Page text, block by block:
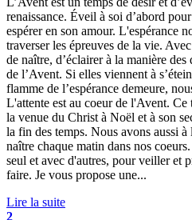
renaissance. Éveil à soi d’abord
espérer en son amour. L'espérance
traverser les épreuves de la vie.
de naître, d’éclairer à la manière
de l’Avent. Si elles viennent à
flamme de l’espérance demeure,
L'attente est au coeur de l'Avent.
la venue du Christ à Noël et à son
la fin des temps. Nous avons aussi
naître chaque matin dans nos
seul et avec d'autres, pour veiller et
faire. Je vous propose une...
Lire la suite
2